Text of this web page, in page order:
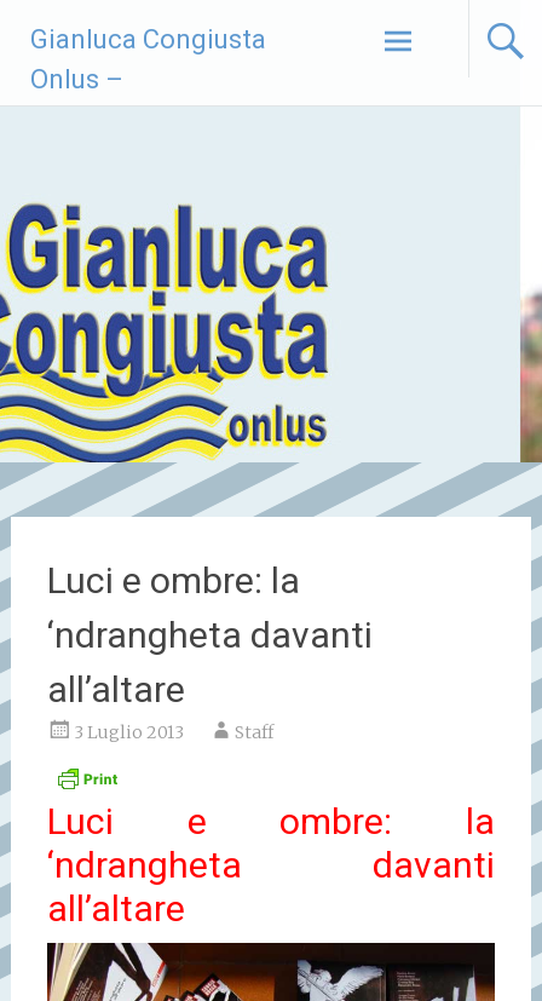
contenuto
Gianluca Congiusta
Onlus –
Luci e ombre: la
‘ndrangheta davanti
all’altare
3 Luglio 2013 Staff
Luci e ombre: la
‘ndrangheta davanti
all’altare